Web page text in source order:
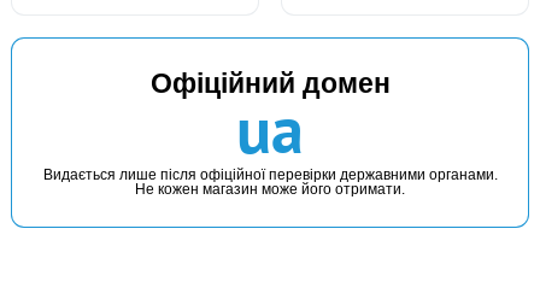
Офіційний домен
ua
Видається лише після офіційної перевірки державними органами.
Не кожен магазин може його отримати.